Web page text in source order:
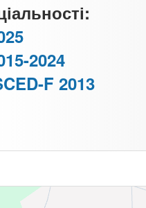
2024
F 2013